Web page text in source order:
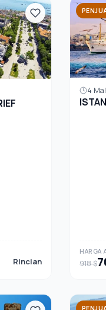
Rincian
4
HARGA
918 $